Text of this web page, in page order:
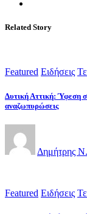
Related Story
Featured Ειδήσεις
Δυτική Αττική: Ύφεση
αναζωπυρώσεις
Δημήτρης Ν.
Featured Ειδήσεις